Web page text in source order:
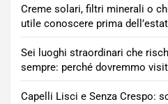
Creme solari, filtri minerali o
utile conoscere prima
Sei luoghi straordinari che
sempre: perché dovremmo
Capelli Lisci e Senza Crespo: